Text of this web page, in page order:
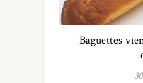
Baguettes